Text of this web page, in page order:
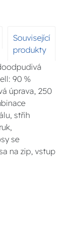
Související
produkty
90 %
úprava, 250
střih
se
na zip, vstup